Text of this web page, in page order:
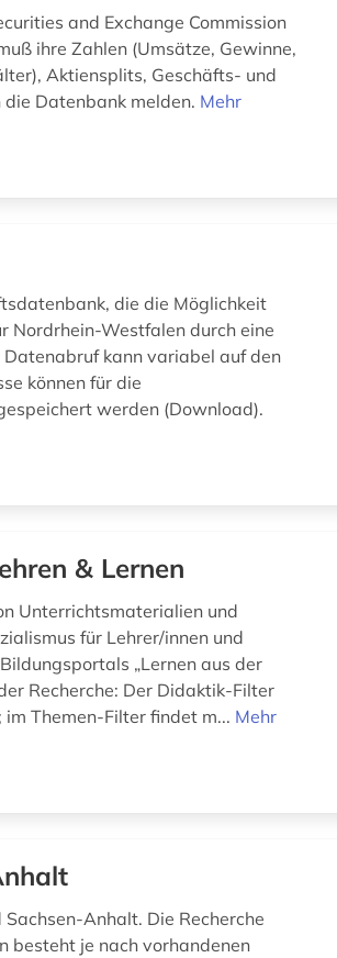
and Exchange Commission
ihre Zahlen (Umsätze, Gewinne,
Aktiensplits, Geschäfts- und
Datenbank melden. Mehr
die die Möglichkeit
Nordrhein-Westfalen durch eine
kann variabel auf den
können für die
werden (Download).
& Lernen
Unterrichtsmaterialien und
für Lehrer/innen und
„Lernen aus der
Recherche: Der Didaktik-Filter
Themen-Filter findet m... Mehr
Anhalt. Die Recherche
besteht je nach vorhandenen